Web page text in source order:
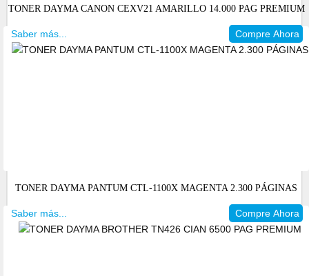
TONER DAYMA CANON CEXV21 AMARILLO 14.000 PAG PREMIUM
Saber más... Compre Ahora
TONER DAYMA PANTUM CTL-1100X MAGENTA 2.300 PÁGINAS
Saber más... Compre Ahora